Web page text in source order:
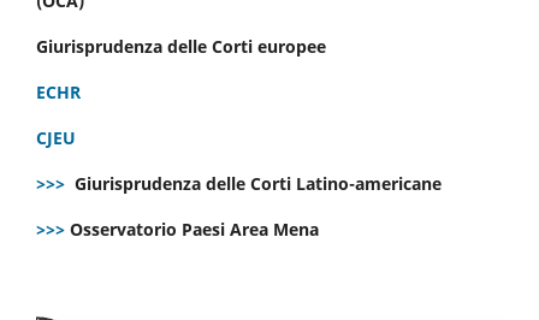
Giurisprudenza delle Corti europee
ECHR
CJEU
>>> Giurisprudenza delle Corti Latino-americane
>>> Osservatorio Paesi Area Mena